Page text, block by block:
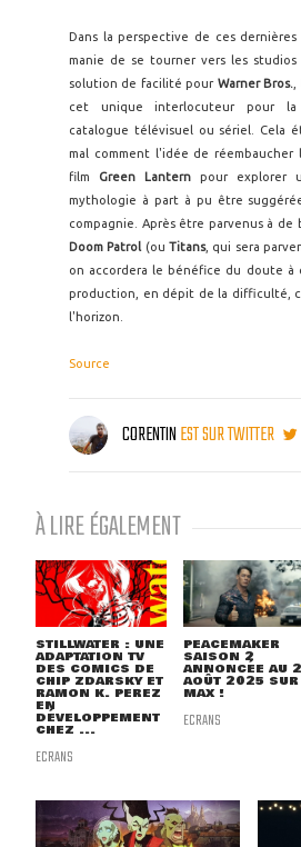
Dans la perspective de ces
manie de se tourner vers les studios
solution de facilité pour Warner Bros.
cet unique interlocuteur pour
catalogue télévisuel ou sériel. Cela
mal comment l'idée de réembaucher
film Green Lantern pour explorer
mythologie à part à pu être
compagnie. Après être parvenus à de
Doom Patrol (ou Titans, qui sera
on accordera le bénéfice du doute
production, en dépit de la difficulté,
l'horizon.
Source
CORENTINEST SUR TWITTER
À LIRE ÉGALEMENT
STILLWATER : UNE
ADAPTATION TV
DES COMICS DE
CHIP ZDARSKY ET
RAMON K. PEREZ
EN
DÉVELOPPEMENT
CHEZ ...
ECRANS
PEACEMAKER
SAISON 2
ANNONCÉE AU
AOÛT 2025 SUR
MAX !
ECRANS